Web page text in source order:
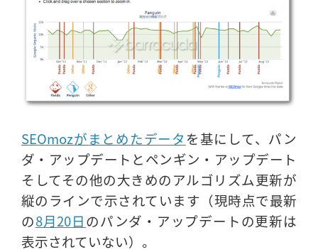
SEOmozがまとめたデータ を基にして、パン
ダ・アップデートとペンギン・アップデート
そしてその他の大きめのアルゴリズム更新が
縦のラインで示されています（現時点で最新
の8月20日のパンダ・アップデートの更新は
表示されていない）。